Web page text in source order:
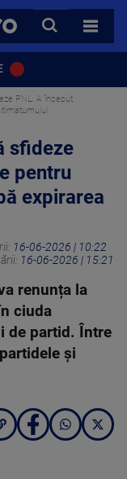
CAUTA
TOATE
PNL. A început
sfideze
pentru
expirarea
16-06-2026 | 10:22
16-06-2026 | 15:21
renunța la
ciuda
de partid. Între
și